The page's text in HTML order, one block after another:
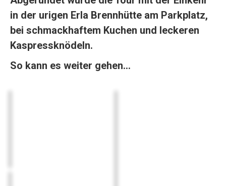
in der urigen Erla Brennhütte am Parkplatz,
bei schmackhaftem Kuchen und leckeren
Kaspressknödeln.
So kann es weiter gehen…